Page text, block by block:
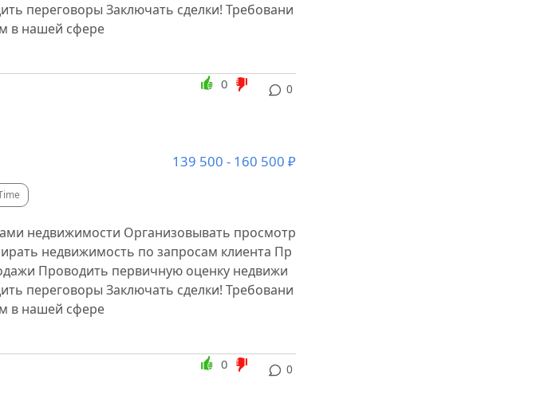
переговоры Заключать сделки! Требовани
в нашей сфере
0
0
139 500 - 160 500 ₽
недвижимости Организовывать просмотр
недвижимость по запросам клиента Пр
Проводить первичную оценку недвижи
переговоры Заключать сделки! Требовани
в нашей сфере
0
0